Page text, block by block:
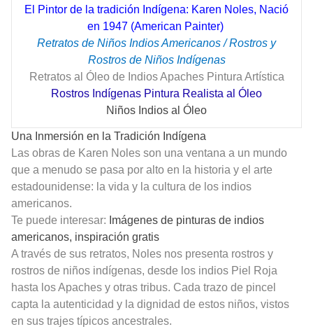
El Pintor de la tradición Indígena: Karen Noles, Nació
en 1947 (American Painter)
Retratos de Niños Indios Americanos / Rostros y
Rostros de Niños Indígenas
Retratos al Óleo de Indios Apaches Pintura Artística
Rostros Indígenas Pintura Realista al Óleo
Niños Indios al Óleo
Una Inmersión en la Tradición Indígena
Las obras de Karen Noles son una ventana a un mundo
que a menudo se pasa por alto en la historia y el arte
estadounidense: la vida y la cultura de los indios
americanos.
Te puede interesar: Imágenes de pinturas de indios
americanos, inspiración gratis
A través de sus retratos, Noles nos presenta rostros y
rostros de niños indígenas, desde los indios Piel Roja
hasta los Apaches y otras tribus. Cada trazo de pincel
capta la autenticidad y la dignidad de estos niños, vistos
en sus trajes típicos ancestrales.